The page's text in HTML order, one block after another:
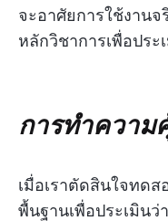
จะอาศัยการใช้งาน
หลักวิชาการเพื่อประ
การทำความ
เมื่อเราตัดสินใจทดส
พื้นฐานเพื่อประเมิน